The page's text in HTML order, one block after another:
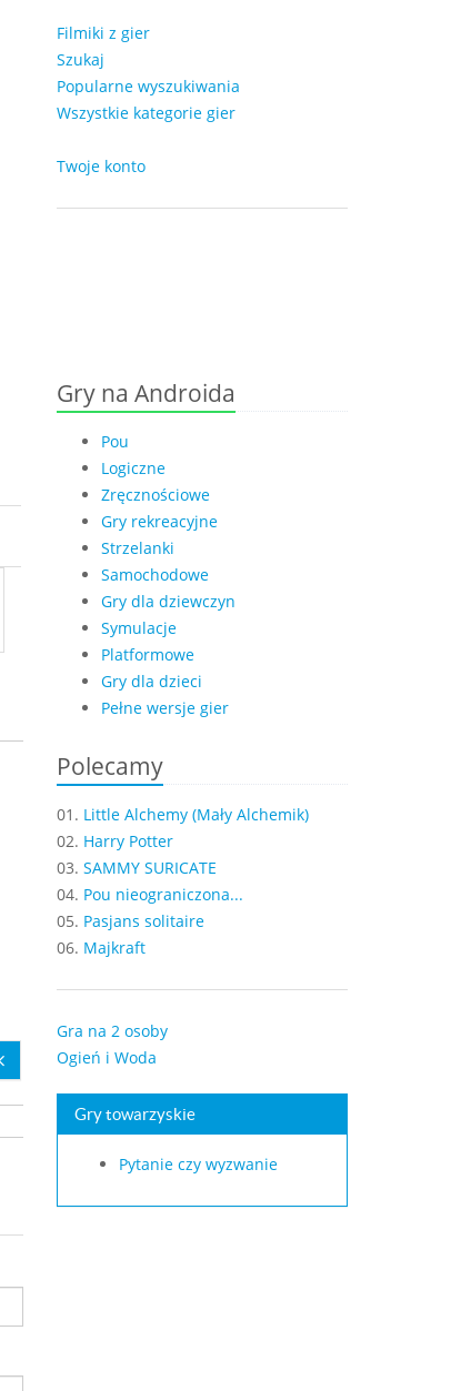
Filmiki z gier
Szukaj
Popularne wyszukiwania
Wszystkie kategorie gier
Twoje konto
Gry na Androida
Pou
Logiczne
Zręcznościowe
Gry rekreacyjne
Strzelanki
Samochodowe
Gry dla dziewczyn
Symulacje
Platformowe
Gry dla dzieci
Pełne wersje gier
Polecamy
01. Little Alchemy (Mały Alchemik)
02. Harry Potter
03. SAMMY SURICATE
04. Pou nieograniczona...
05. Pasjans solitaire
06. Majkraft
Gra na 2 osoby
Ogień i Woda
Gry towarzyskie
Pytanie czy wyzwanie